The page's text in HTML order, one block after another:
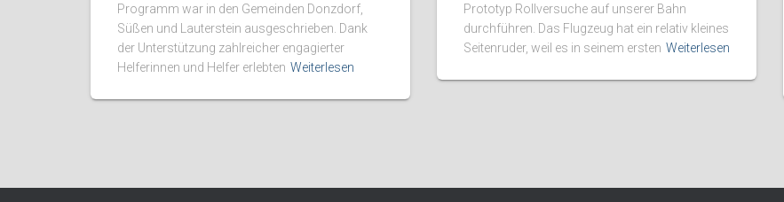
Programm war in den Gemeinden Donzdorf,
Süßen und Lauterstein ausgeschrieben. Dank
der Unterstützung zahlreicher engagierter
Helferinnen und Helfer erlebten Weiterlesen
Prototyp Rollversuche auf unserer Bahn
durchführen. Das Flugzeug hat ein relativ kleines
Seitenruder, weil es in seinem ersten Weiterlesen